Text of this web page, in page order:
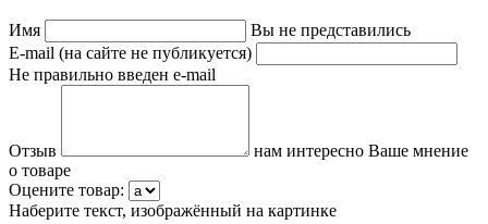
Имя
Вы не представились
E-mail (на сайте не публикуется)
Не правильно введен e-mail
Отзыв
нам интересно Ваше мнение
о товаре
Оцените товар:
Наберите текст, изображённый на картинке